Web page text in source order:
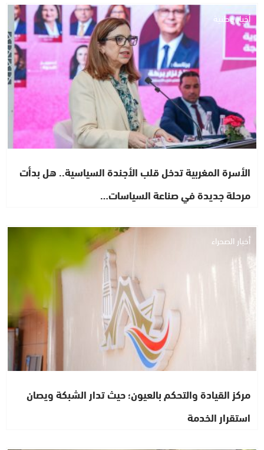
أخبار وطنية
الأسرة المغربية تدخل قلب الأجندة السياسية.. هل بدأت
مرحلة جديدة في صناعة السياسات…
أخبار الصحراء
مركز القيادة والتحكم بالعيون؛ حيث تدار الشبكة ويصان
استقرار الخدمة